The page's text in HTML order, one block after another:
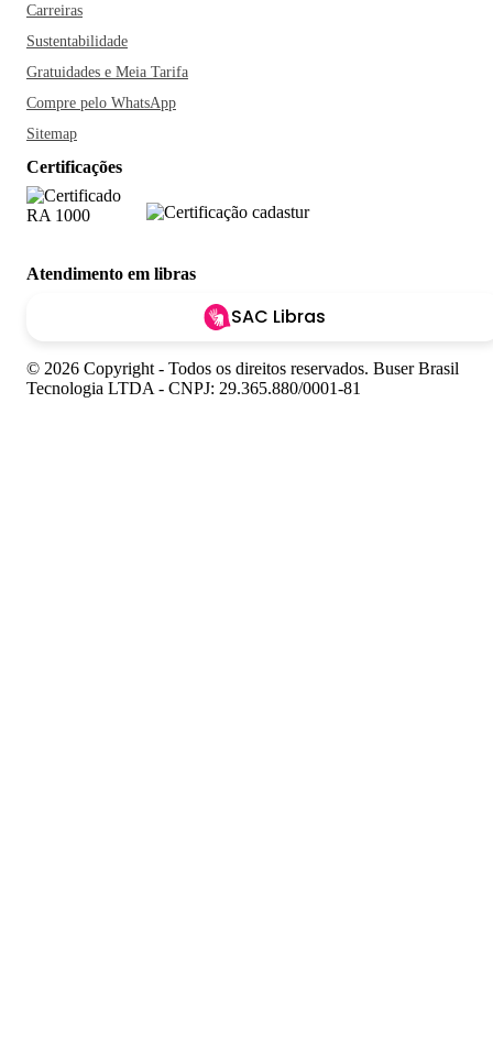
Carreiras
Sustentabilidade
Gratuidades e Meia Tarifa
Compre pelo WhatsApp
Sitemap
Certificações
Atendimento em libras
SAC Libras
© 2026 Copyright - Todos os direitos reservados. Buser Brasil
Tecnologia LTDA - CNPJ: 29.365.880/0001-81